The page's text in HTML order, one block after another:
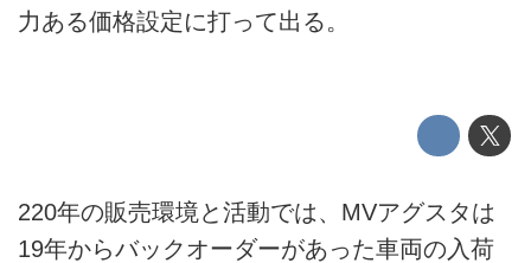
力ある価格設定に打って出る。
220年の販売環境と活動では、MVアグスタは
19年からバックオーダーがあった車両の入荷